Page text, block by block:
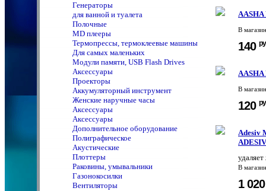
Генераторы
для ванной и туалета
Полочные
MD плееры
Термопрессы, термоклеевые машины
Для самых маленьких
Модули памяти, USB Flash Drives
Аксессуары
Проекторы
Аккумуляторный инструмент
Женские наручные часы
Аксессуары
Аксессуары
Дополнительное оборудование
Полиграфическое
Акустические
Плоттеры
Раковины, умывальники
Газонокосилки
Вентиляторы
AASHA
В
140
AASHA
В
120
Adesiv
В
1